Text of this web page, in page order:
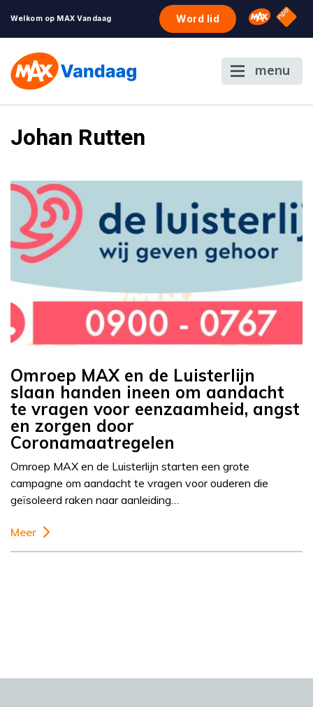
Welkom op MAX Vandaag Word lid Omroep
NPO
menu
Johan Rutten
Omroep MAX en de Luisterlijn
slaan handen ineen om aandacht
te vragen voor eenzaamheid, angst
en zorgen door
Coronamaatregelen
Omroep MAX en de Luisterlijn starten een grote
campagne om aandacht te vragen voor ouderen die
geïsoleerd raken naar aanleiding…
Meer